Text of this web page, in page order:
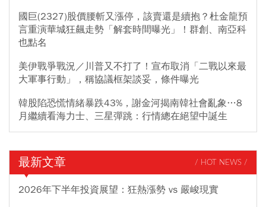
國巨(2327)股價腰斬又漲停，該賣還是續抱？杜金龍預
言重演華城狂飆走勢「解套時間曝光」！群創、南亞科
也點名
美伊戰爭戰況／川普又不打了！宣布取消「二戰以來最
大軍事行動」，稱協議框架談妥，條件曝光
韓股陷恐慌情緒暴跌43%，謝金河揭南韓社會亂象…8
月繼續看海力士、三星彈跳：行情總在絕望中誕生
最新文章 / HOT NEWS /
2026年下半年投資展望：狂熱漲勢 vs 嚴峻現實